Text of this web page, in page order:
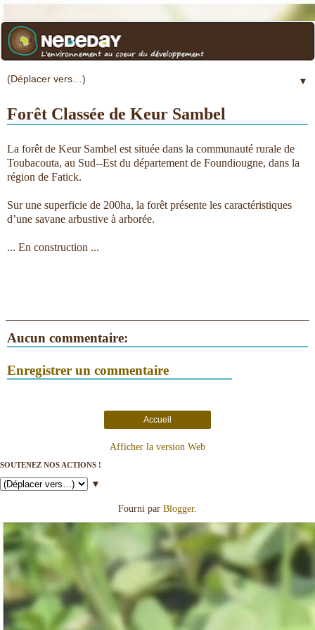
▼
Forêt Classée de Keur Sambel
La forêt de Keur Sambel est située dans la communauté rurale de
Toubacouta, au Sud-­‐Est du département de Foundiougne, dans la
région de Fatick.
Sur une superficie de 200ha, la forêt présente les caractéristiques
d’une savane arbustive à arborée.
... En construction ...
Aucun commentaire:
Enregistrer un commentaire
Accueil
Afficher la version Web
SOUTENEZ NOS ACTIONS !
▼
Fourni par Blogger.